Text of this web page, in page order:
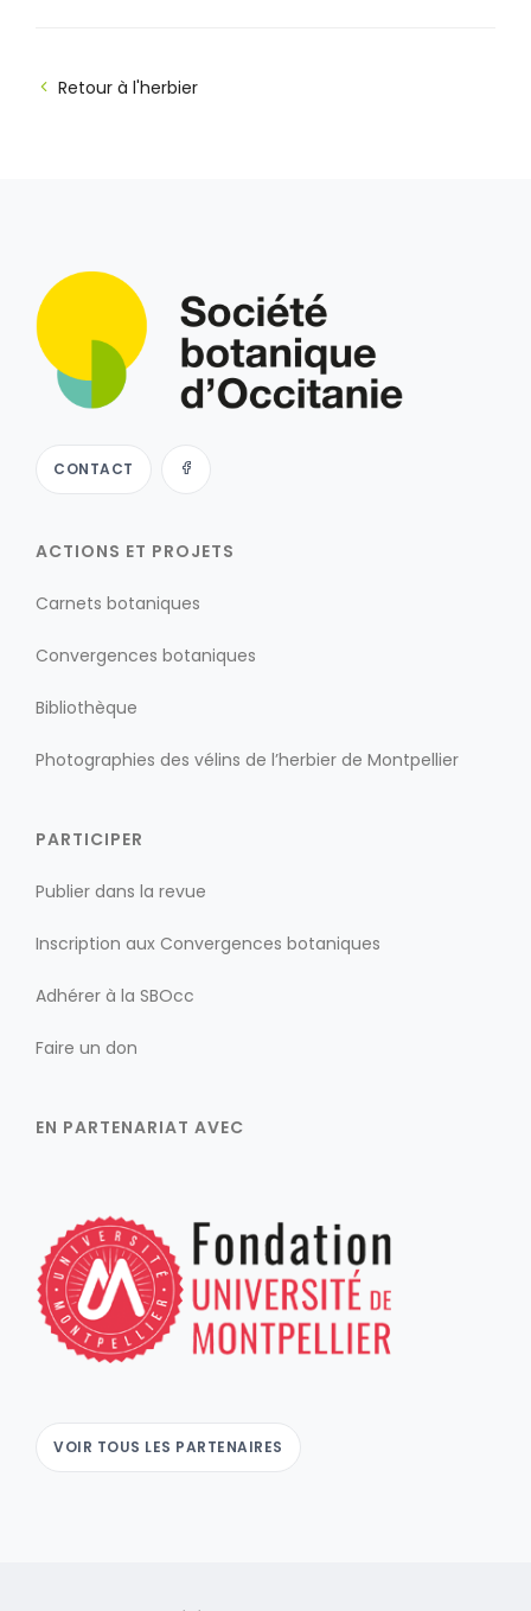
Retour à l'herbier
CONTACT
ACTIONS ET PROJETS
Carnets botaniques
Convergences botaniques
Bibliothèque
Photographies des vélins de l’herbier de Montpellier
PARTICIPER
Publier dans la revue
Inscription aux Convergences botaniques
Adhérer à la SBOcc
Faire un don
EN PARTENARIAT AVEC
VOIR TOUS LES PARTENAIRES